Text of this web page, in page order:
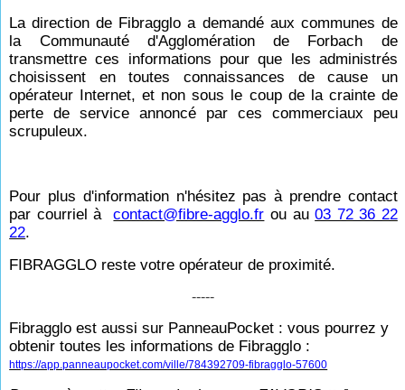
La direction de Fibragglo a demandé aux communes de
la Communauté d'Agglomération de Forbach de
transmettre ces informations pour que les administrés
choisissent en toutes connaissances de cause un
opérateur Internet, et non sous le coup de la crainte de
perte de service annoncé par ces commerciaux peu
scrupuleux.
Pour plus d'information n'hésitez pas à prendre contact
par courriel àcontact@fibre-agglo.fr ou au03 72 36 22
22.
FIBRAGGLO reste votre opérateur de proximité.
-----
Fibragglo est aussi sur PanneauPocket : vous pourrez y
obtenir toutes les informations de Fibragglo :
https://app.panneaupocket.com/ville/784392709-fibragglo-57600